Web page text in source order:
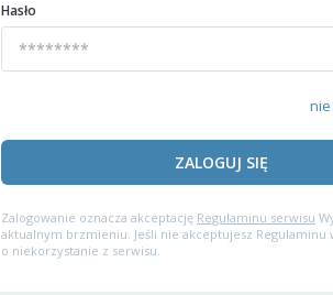
Hasło
nie
ZALOGUJ SIĘ
Zalogowanie oznacza akceptację Regulaminu serwisu
aktualnym brzmieniu. Jeśli nie akceptujesz Regulaminu
o niekorzystanie z serwisu.